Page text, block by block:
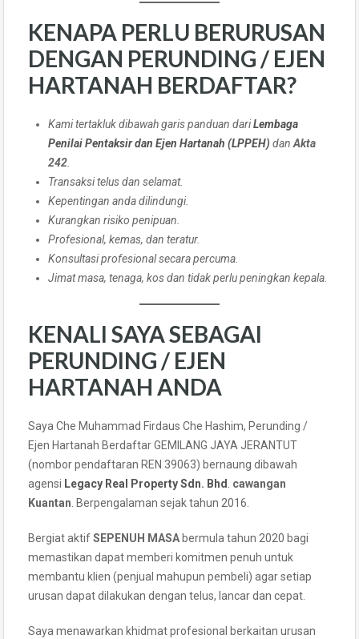
KENAPA PERLU BERURUSAN
DENGAN PERUNDING / EJEN
HARTANAH BERDAFTAR?
Kami tertakluk dibawah garis panduan dariLembaga
Penilai Pentaksir dan Ejen Hartanah (LPPEH) dan Akta
242
Transaksi telus dan selamat.
Kepentingan anda dilindungi.
Kurangkan risiko penipuan.
Profesional, kemas, dan teratur.
Konsultasi profesional secara percuma.
Jimat masa, tenaga, kos dan tidak perlu peningkan kepala.
KENALI SAYA SEBAGAI
PERUNDING / EJEN
HARTANAH ANDA
Saya Che Muhammad Firdaus Che Hashim, Perunding /
Ejen Hartanah Berdaftar GEMILANG JAYA JERANTUT
(nombor pendaftaran REN 39063) bernaung dibawah
agensi Legacy Real Property Sdn. Bhd
cawangan
Kuantan . Berpengalaman sejak tahun 2016.
Bergiat aktifSEPENUH MASA bermula tahun 2020 bagi
memastikan dapat memberi komitmen penuh untuk
membantu klien (penjual mahupun pembeli) agar setiap
urusan dapat dilakukan dengan telus, lancar dan cepat.
Saya menawarkan khidmat profesional berkaitan urusan